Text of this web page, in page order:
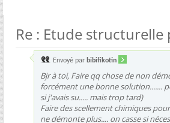
Re : Etude structurelle
Envoyé par bibifikotin
Bjr à toi, Faire qq chose de non
forcément une bonne solution.......
si j'avais su..... mais trop tard)
Faire des scellement chimiques
ne démonte plus.... on casse si